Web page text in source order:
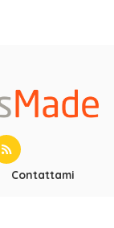
Contattami